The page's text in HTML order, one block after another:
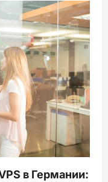
в Германии: